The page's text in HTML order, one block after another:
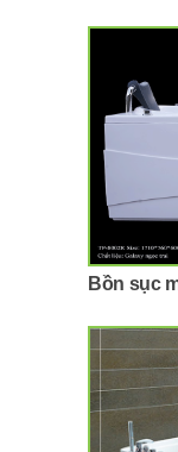
Bồn sục